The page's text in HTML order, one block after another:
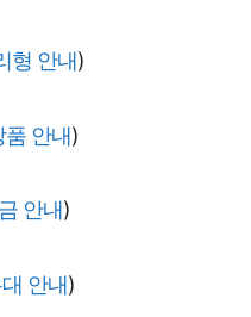
형 안내)
안내)
안내)
안내)